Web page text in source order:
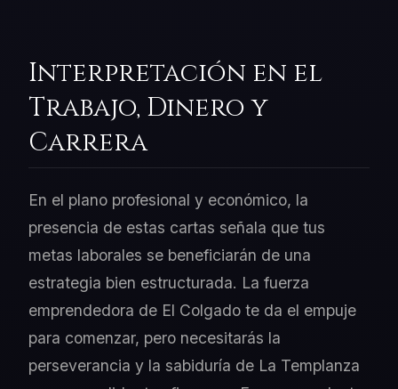
Interpretación en el
Trabajo, Dinero y
Carrera
En el plano profesional y económico, la
presencia de estas cartas señala que tus
metas laborales se beneficiarán de una
estrategia bien estructurada. La fuerza
emprendedora de El Colgado te da el empuje
para comenzar, pero necesitarás la
perseverancia y la sabiduría de La Templanza